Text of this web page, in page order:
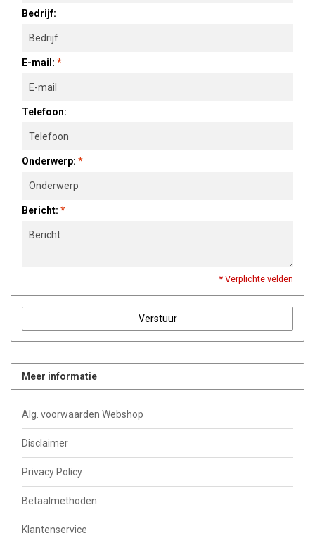
Bedrijf:
E-mail: *
Telefoon:
Onderwerp: *
Bericht: *
* Verplichte velden
Verstuur
Meer informatie
Alg. voorwaarden Webshop
Disclaimer
Privacy Policy
Betaalmethoden
Klantenservice